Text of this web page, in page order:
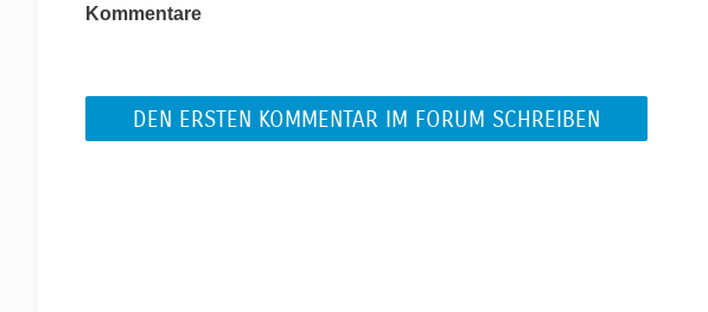
Kommentare
DEN ERSTEN KOMMENTAR IM FORUM SCHREIBEN